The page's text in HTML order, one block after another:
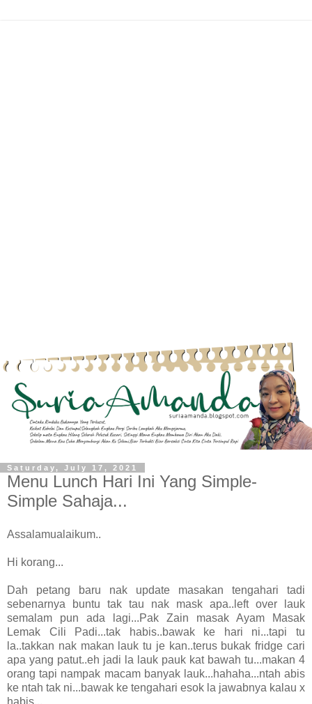
Saturday, July 17, 2021
Menu Lunch Hari Ini Yang Simple-
Simple Sahaja...
Assalamualaikum..
Hi korang...
Dah petang baru nak update masakan tengahari tadi
sebenarnya buntu tak tau nak mask apa..left over lauk
semalam pun ada lagi...Pak Zain masak Ayam Masak
Lemak Cili Padi...tak habis..bawak ke hari ni...tapi tu
la..takkan nak makan lauk tu je kan..terus bukak fridge cari
apa yang patut..eh jadi la lauk pauk kat bawah tu...makan 4
orang tapi nampak macam banyak lauk...hahaha...ntah abis
ke ntah tak ni...bawak ke tengahari esok la jawabnya kalau x
habis...